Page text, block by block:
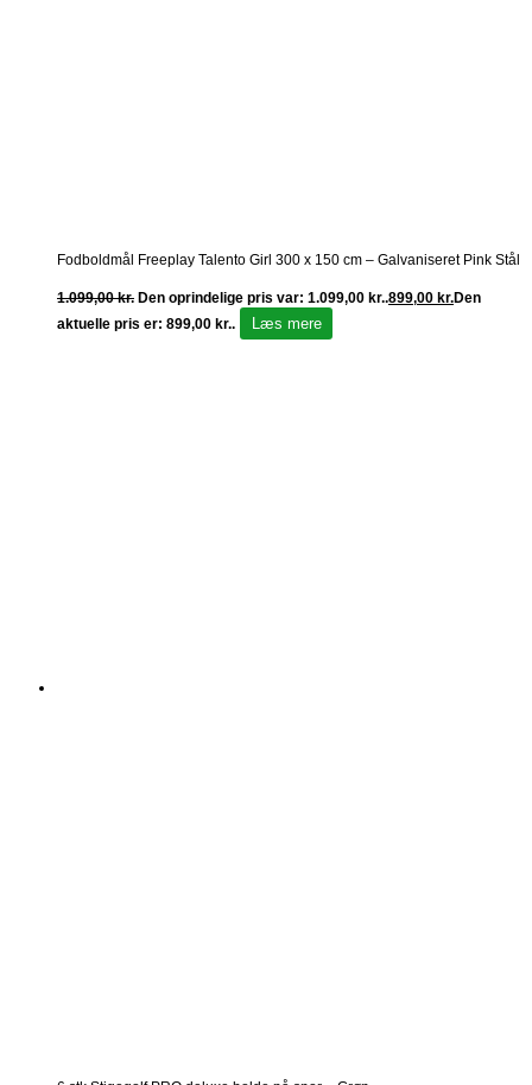
Fodboldmål Freeplay Talento Girl 300 x 150 cm – Galvaniseret Pink Stål
1.099,00kr. Den oprindelige pris var: 1.099,00 kr..899,00 kr.Den
aktuelle pris er: 899,00 kr..
Læs mere